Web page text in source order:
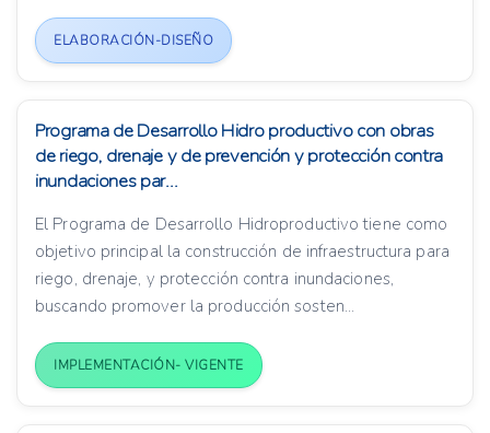
ELABORACIÓN-DISEÑO
Programa de Desarrollo Hidro productivo con obras
de riego, drenaje y de prevención y protección contra
inundaciones par...
El Programa de Desarrollo Hidroproductivo tiene como
objetivo principal la construcción de infraestructura para
riego, drenaje, y protección contra inundaciones,
buscando promover la producción sosten...
IMPLEMENTACIÓN- VIGENTE